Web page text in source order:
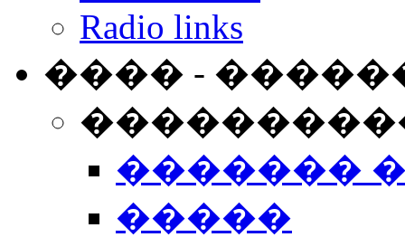
Radio links
���� -
�������
�����